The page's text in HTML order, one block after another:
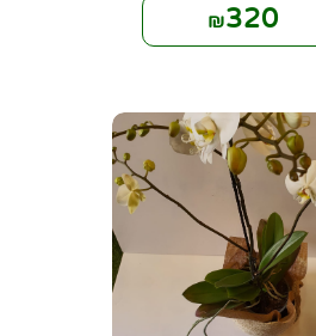
₪320